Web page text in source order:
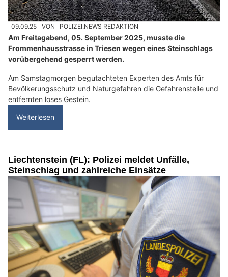
09.09.25 VON POLIZEI.NEWS REDAKTION
Am Freitagabend, 05. September 2025, musste die
Frommenhausstrasse in Triesen wegen eines Steinschlags
vorübergehend gesperrt werden.
Am Samstagmorgen begutachteten Experten des Amts für
Bevölkerungsschutz und Naturgefahren die Gefahrenstelle und
entfernten loses Gestein.
Weiterlesen
Liechtenstein (FL): Polizei meldet Unfälle,
Steinschlag und zahlreiche Einsätze